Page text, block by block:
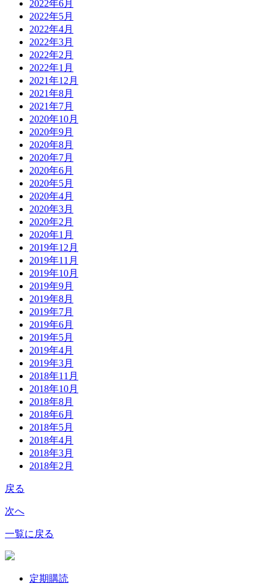
2022年6月
2022年5月
2022年4月
2022年3月
2022年2月
2022年1月
2021年12月
2021年8月
2021年7月
2020年10月
2020年9月
2020年8月
2020年7月
2020年6月
2020年5月
2020年4月
2020年3月
2020年2月
2020年1月
2019年12月
2019年11月
2019年10月
2019年9月
2019年8月
2019年7月
2019年6月
2019年5月
2019年4月
2019年3月
2018年11月
2018年10月
2018年8月
2018年6月
2018年5月
2018年4月
2018年3月
2018年2月
戻る
次へ
一覧に戻る
定期購読